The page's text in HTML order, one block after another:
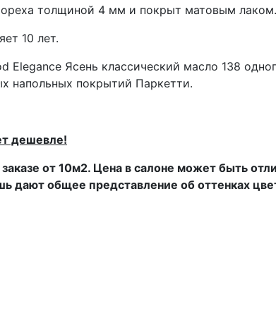
ореха толщиной 4 мм и покрыт матовым лаком.
10 лет.
Ясень классический масло 138
напольных покрытий Паркетти.
дешевле!
от 10м2. Цена в салоне может быть
дают общее представление об оттенках